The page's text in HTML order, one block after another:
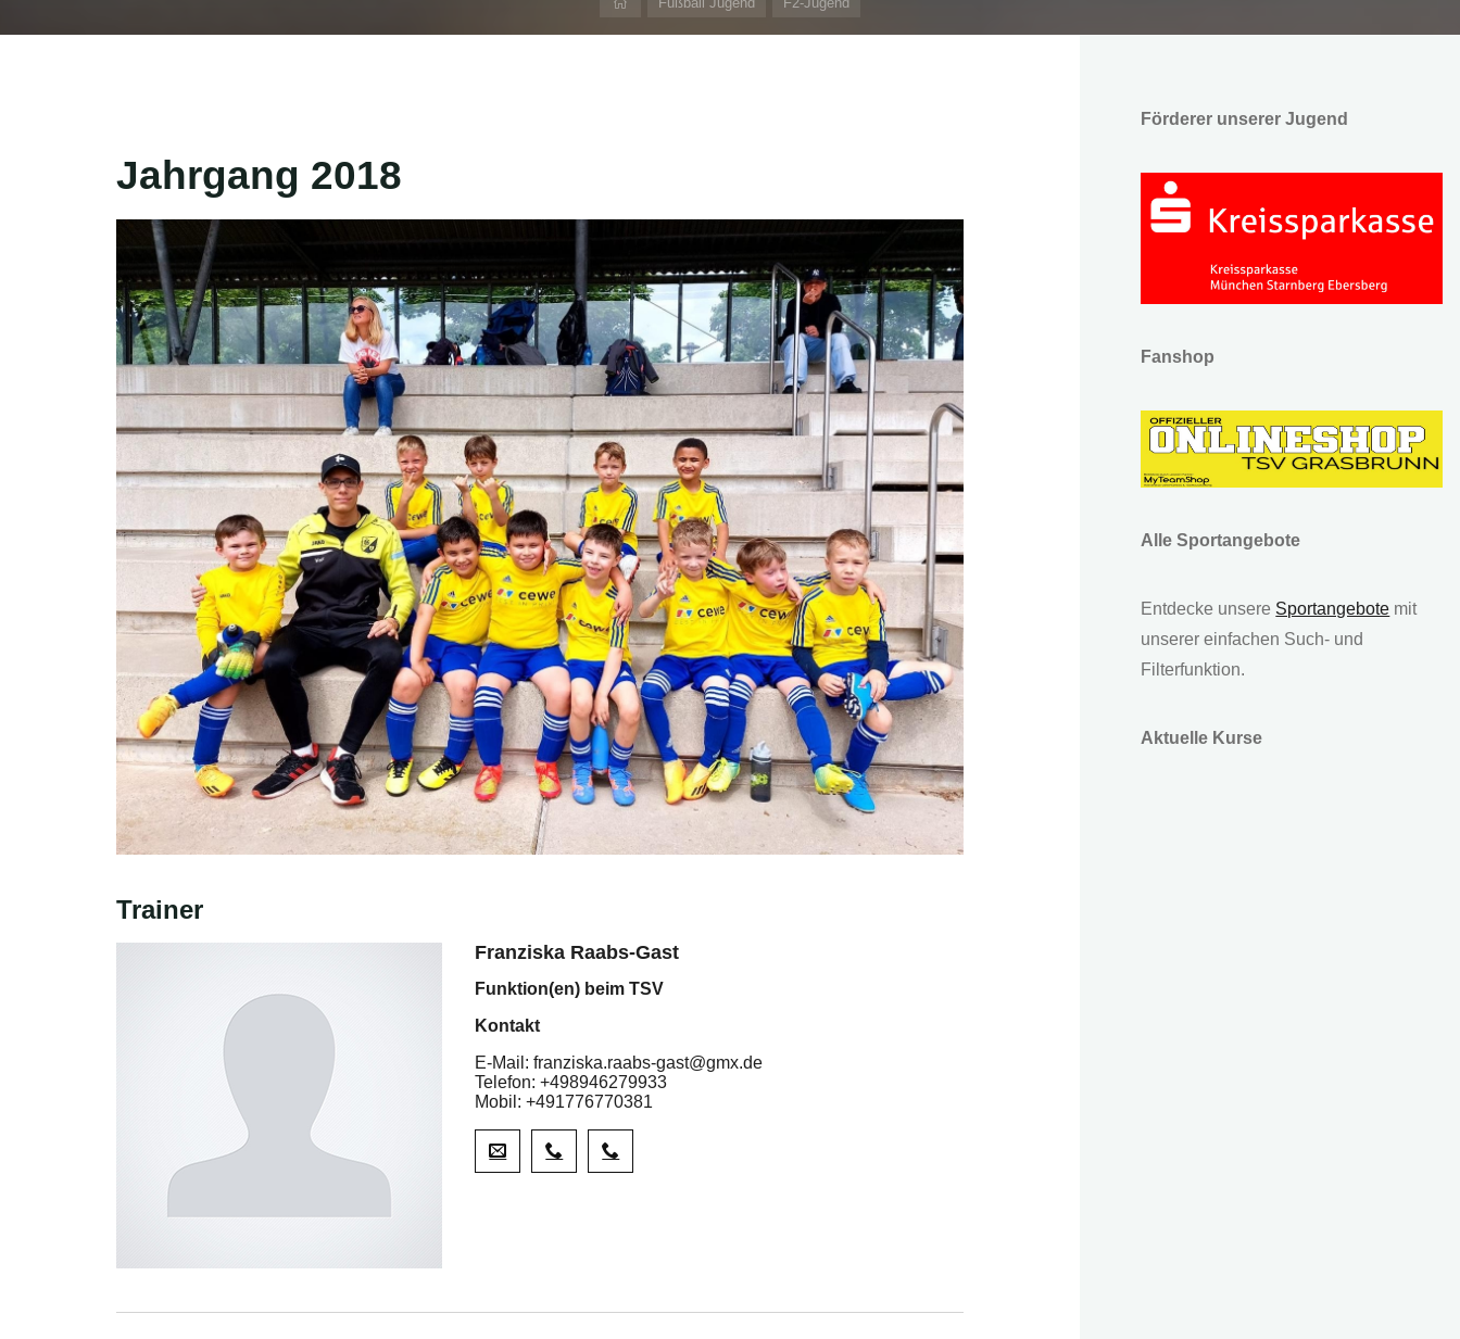
Jahrgang 2018
Trainer
Franziska Raabs-Gast
Funktion(en) beim TSV
Kontakt
E-Mail: franziska.raabs-gast@gmx.de
Telefon: +498946279933
Mobil: +491776770381
Förderer unserer Jugend
Fanshop
Alle Sportangebote
Entdecke unsere Sportangebote mit
unserer einfachen Such- und
Filterfunktion.
Aktuelle Kurse